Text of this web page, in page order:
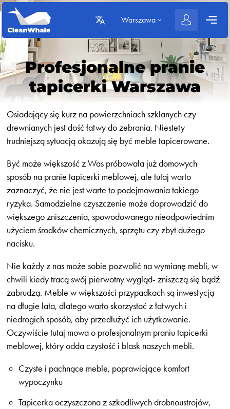
Warszawa
Profesjonalne pranie
tapicerki Warszawa
Osiadający się kurz na powierzchniach szklanych czy
drewnianych jest dość łatwy do zebrania. Niestety
trudniejszą sytuacją okazują się być meble tapicerowane.
Być może większość z Was próbowała już domowych
sposób na pranie tapicerki meblowej, ale tutaj warto
zaznaczyć, że nie jest warte to podejmowania takiego
ryzyka. Samodzielne czyszczenie może doprowadzić do
większego zniszczenia, spowodowanego nieodpowiednim
użyciem środków chemicznych, sprzętu czy zbyt dużego
nacisku.
Nie każdy z nas może sobie pozwolić na wymianę mebli, w
chwili kiedy tracą swój pierwotny wygląd- zniszczą się bądź
zabrudzą. Meble w większości przypadkach są inwestycją
na długie lata, dlatego warto skorzystać z łatwych i
niedrogich sposób, aby przedłużyć ich użytkowanie.
Oczywiście tutaj mowa o profesjonalnym praniu tapicerki
meblowej, który odda czystość i blask naszych mebli.
Czyste i pachnące meble, poprawiające komfort
wypoczynku
Tapicerka oczyszczona z szkodliwych drobnoustrojów,